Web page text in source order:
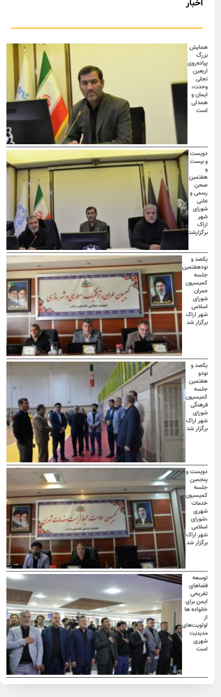
اخبار
همایش
بزرگ
پیاده‌روی
اربعین
تجلی
وحدت،
ایمان و
همدلی
است
دویست
و بیست
هفتمین
صحن
رسمی و
علنی
شورای
شهر
اراک
برگزارشد
یکصد و
نودهفتمین
جلسه
کمیسیون
عمران
شورای
اسلامی
شهر اراک
برگزار شد
یکصد و
نودو
هفتمین
جلسه
کمیسیون
فرهنگی
شورای
شهر اراک
برگزار شد
دویست و
پنجمین
جلسه
کمیسیون
خدمات
شهری
،شورای
اسلامی
شهر اراک
برگزار شد
توسعه
فضاهای
تفریحی
ایمن برای
خانواده ها
اولویت‌های
مدیدیت
شهری
است